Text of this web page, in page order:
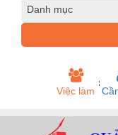
Danh mục
Việc làm